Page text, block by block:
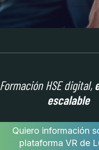
Formación HSE digital,
escalable
Quiero información
plataforma VR de